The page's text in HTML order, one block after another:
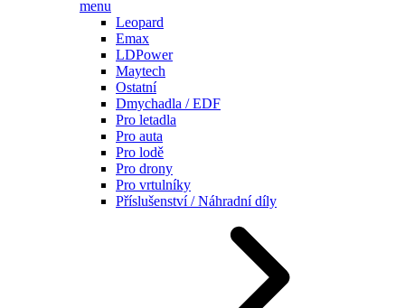
menu
Leopard
Emax
LDPower
Maytech
Ostatní
Dmychadla / EDF
Pro letadla
Pro auta
Pro lodě
Pro drony
Pro vrtulníky
Příslušenství / Náhradní díly